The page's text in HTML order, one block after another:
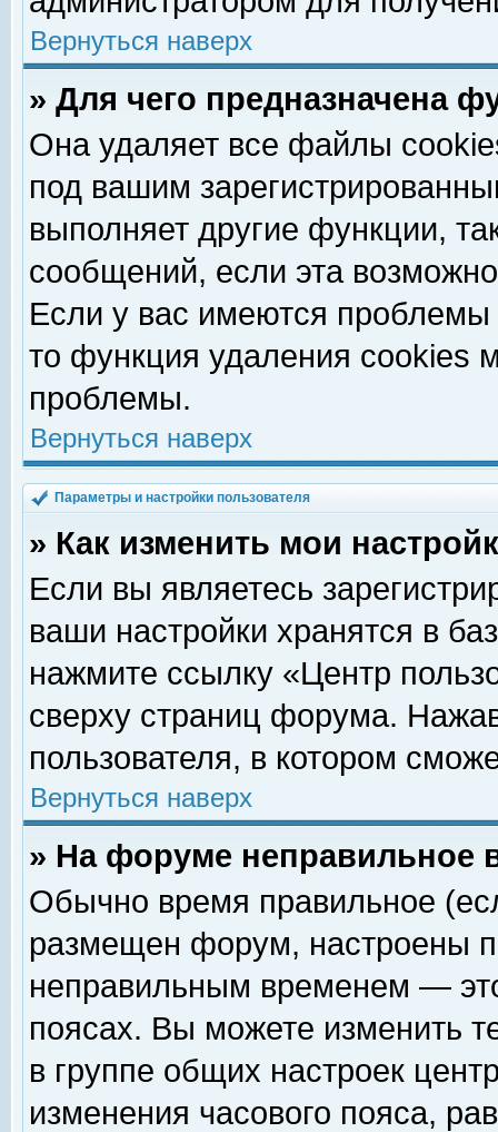
Вернуться наверх
» Для чего предназначена
Она удаляет все файлы
под вашим
выполняет другие функции,
сообщений, если эта
Если у вас имеются
то функция удаления cookies
проблемы.
Вернуться наверх
Параметры и настройки пользователя
» Как изменить мои
Если вы являетесь
ваши настройки хранятся в
нажмите ссылку «Центр
сверху страниц форума.
пользователя, в котором
Вернуться наверх
» На форуме неправильное
Обычно время правильное
размещен форум, настроены
неправильным временем —
поясах. Вы можете изменить
в группе общих настроек
изменения часового пояса,